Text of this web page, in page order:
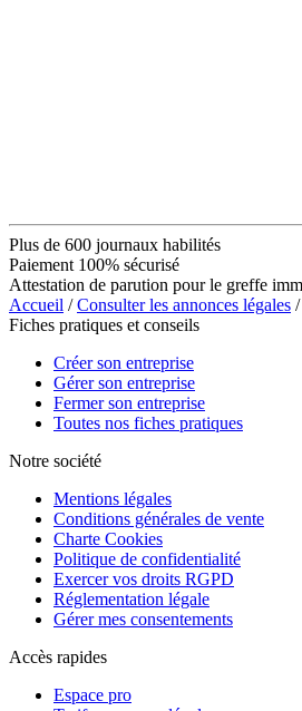
Plus de 600 journaux habilités
Paiement 100% sécurisé
Attestation de parution pour le greffe
Accueil /Consulter les annonces légales /
Fiches pratiques et conseils
Créer son entreprise
Gérer son entreprise
Fermer son entreprise
Toutes nos fiches pratiques
Notre société
Mentions légales
Conditions générales de vente
Charte Cookies
Politique de confidentialité
Exercer vos droits RGPD
Réglementation légale
Gérer mes consentements
Accès rapides
Espace pro